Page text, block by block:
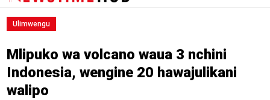
Ulimwengu
Mlipuko wa volcano waua 3 nchini
Indonesia, wengine 20 hawajulikani
walipo